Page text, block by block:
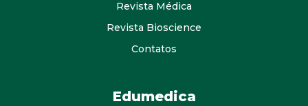
Revista Médica
Revista Bioscience
Contatos
Edumedica